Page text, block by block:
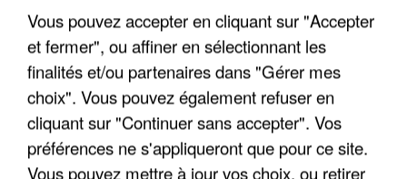
Vous pouvez accepter en cliquant sur "Accepter
et fermer", ou affiner en sélectionnant les
finalités et/ou partenaires dans "Gérer mes
choix". Vous pouvez également refuser en
cliquant sur "Continuer sans accepter". Vos
préférences ne s'appliqueront que pour ce site.
Vous pouvez mettre à jour vos choix, ou retirer